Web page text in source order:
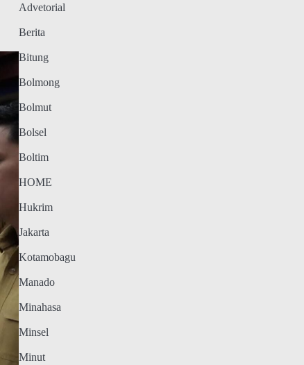
Advetorial
Berita
Bitung
Bolmong
Bolmut
Bolsel
Boltim
HOME
Hukrim
Jakarta
Kotamobagu
Manado
Minahasa
Minsel
Minut